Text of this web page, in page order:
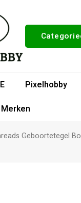
Pixelhobby
Merken
Geboortetegel